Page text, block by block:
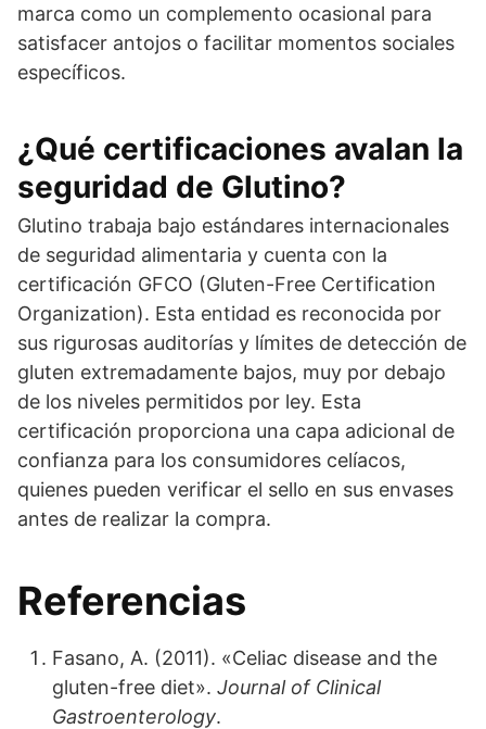
marca como un complemento ocasional para
satisfacer antojos o facilitar momentos sociales
específicos.
¿Qué certificaciones avalan la
seguridad de Glutino?
Glutino trabaja bajo estándares internacionales
de seguridad alimentaria y cuenta con la
certificación GFCO (Gluten-Free Certification
Organization). Esta entidad es reconocida por
sus rigurosas auditorías y límites de detección de
gluten extremadamente bajos, muy por debajo
de los niveles permitidos por ley. Esta
certificación proporciona una capa adicional de
confianza para los consumidores celíacos,
quienes pueden verificar el sello en sus envases
antes de realizar la compra.
Referencias
Fasano, A. (2011). «Celiac disease and the
gluten-free diet». Journal of Clinical
Gastroenterology.